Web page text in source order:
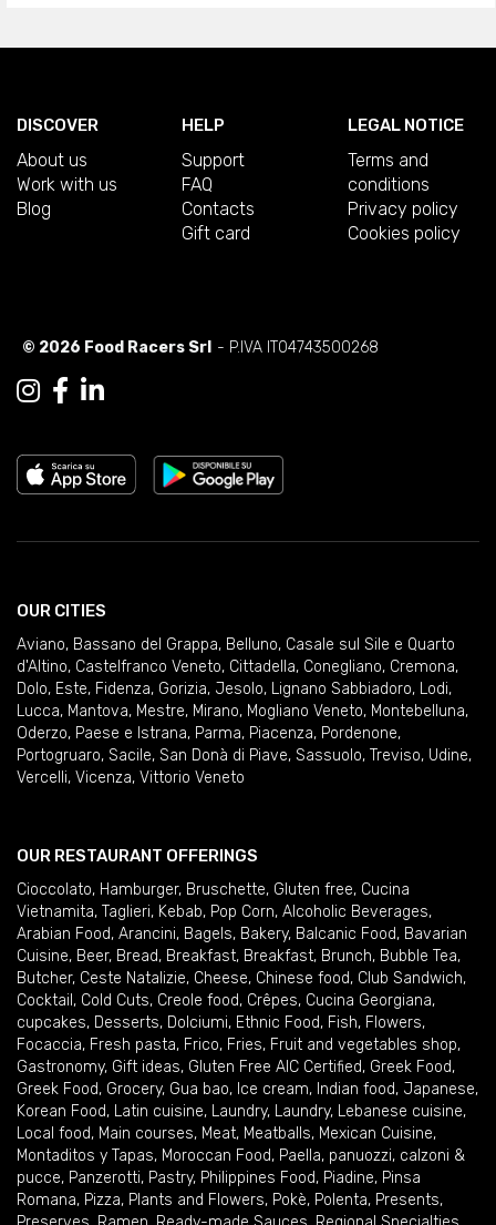
DISCOVER
About us
Work with us
Blog
HELP
Support
FAQ
Contacts
Gift card
LEGAL NOTICE
Terms and
conditions
Privacy policy
Cookies policy
© 2026 Food Racers Srl - P.IVA IT04743500268
OUR CITIES
Aviano, Bassano del Grappa, Belluno, Casale sul Sile e Quarto
d'Altino, Castelfranco Veneto, Cittadella, Conegliano, Cremona,
Dolo, Este, Fidenza, Gorizia, Jesolo, Lignano Sabbiadoro, Lodi,
Lucca, Mantova, Mestre, Mirano, Mogliano Veneto, Montebelluna,
Oderzo, Paese e Istrana, Parma, Piacenza, Pordenone,
Portogruaro, Sacile, San Donà di Piave, Sassuolo, Treviso, Udine,
Vercelli, Vicenza, Vittorio Veneto
OUR RESTAURANT OFFERINGS
Cioccolato, Hamburger, Bruschette, Gluten free, Cucina
Vietnamita, Taglieri, Kebab, Pop Corn, Alcoholic Beverages,
Arabian Food, Arancini, Bagels, Bakery, Balcanic Food, Bavarian
Cuisine, Beer, Bread, Breakfast, Breakfast, Brunch, Bubble Tea,
Butcher, Ceste Natalizie, Cheese, Chinese food, Club Sandwich,
Cocktail , Cold Cuts, Creole food, Crêpes, Cucina Georgiana,
cupcakes, Desserts, Dolciumi, Ethnic Food, Fish, Flowers,
Focaccia, Fresh pasta, Frico, Fries, Fruit and vegetables shop,
Gastronomy, Gift ideas, Gluten Free AIC Certified, Greek Food,
Greek Food, Grocery, Gua bao, Ice cream, Indian food, Japanese,
Korean Food, Latin cuisine, Laundry, Laundry, Lebanese cuisine,
Local food, Main courses, Meat, Meatballs, Mexican Cuisine,
Montaditos y Tapas, Moroccan Food, Paella, panuozzi, calzoni &
pucce, Panzerotti, Pastry, Philippines Food, Piadine, Pinsa
Romana, Pizza, Plants and Flowers, Pokè, Polenta, Presents,